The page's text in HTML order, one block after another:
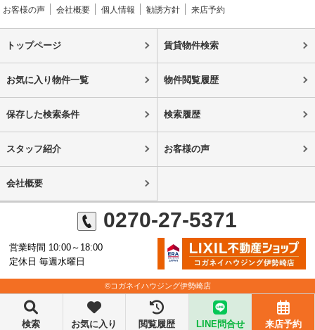
お客様の声
会社概要 個人情報 勧誘方針 来店予約
トップページ 賃貸物件検索
お気に入り物件一覧 物件閲覧履歴
保存した検索条件 検索履歴
スタッフ紹介 お客様の声
会社概要
0270-27-5371
営業時間 10:00～18:00
定休日 毎週水曜日
©コガネイハウジング伊勢崎店
検索 お気に入り 閲覧履歴 LINE問合せ 来店予約